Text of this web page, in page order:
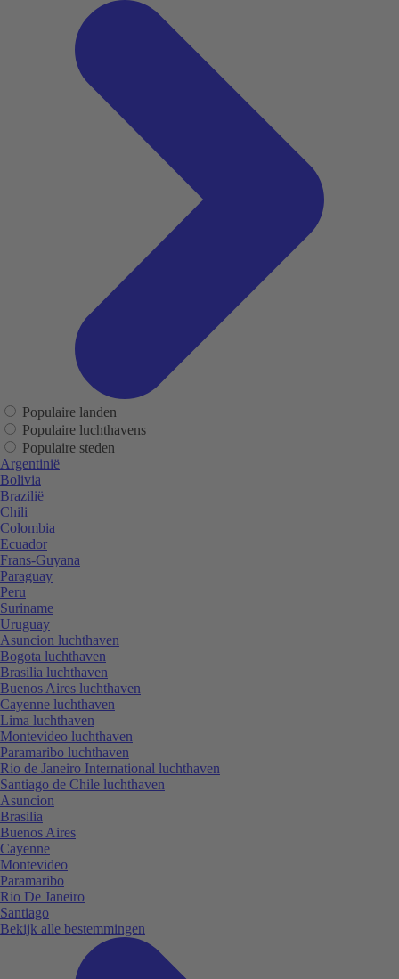
Populaire landen
Populaire luchthavens
Populaire steden
Argentinië
Bolivia
Brazilië
Chili
Colombia
Ecuador
Frans-Guyana
Paraguay
Peru
Suriname
Uruguay
Asuncion luchthaven
Bogota luchthaven
Brasilia luchthaven
Buenos Aires luchthaven
Cayenne luchthaven
Lima luchthaven
Montevideo luchthaven
Paramaribo luchthaven
Rio de Janeiro International luchthaven
Santiago de Chile luchthaven
Asuncion
Brasilia
Buenos Aires
Cayenne
Montevideo
Paramaribo
Rio De Janeiro
Santiago
Bekijk alle bestemmingen